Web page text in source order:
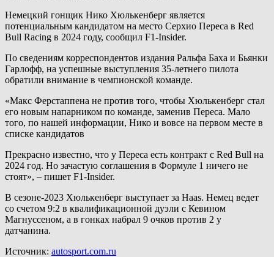
Немецкий гонщик Нико Хюлькенберг является
потенциальным кандидатом на место Серхио Переса в Red
Bull Racing в 2024 году, сообщил F1-Insider.
По сведениям корреспондентов издания Ральфа Баха и Бьянки
Гарлофф, на успешные выступления 35-летнего пилота
обратили внимание в чемпионской команде.
«Макс Ферстаппена не против того, чтобы Хюлькенберг стал
его новым напарником по команде, заменив Переса. Мало
того, по нашей информации, Нико и вовсе на первом месте в
списке кандидатов
Прекрасно известно, что у Переса есть контракт с Red Bull на
2024 год. Но зачастую соглашения в Формуле 1 ничего не
стоят», – пишет F1-Insider.
В сезоне-2023 Хюлькенберг выступает за Haas. Немец ведет
со счетом 9:2 в квалификационной дуэли с Кевином
Магнуссеном, а в гонках набрал 9 очков против 2 у
датчанина.
Источник: autosport.com.ru